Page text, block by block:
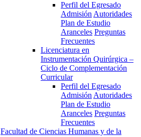
Perfil del Egresado
Admisión Autoridades
Plan de Estudio
Aranceles Preguntas
Frecuentes
Licenciatura en
Instrumentación Quirúrgica –
Ciclo de Complementación
Curricular
Perfil del Egresado
Admisión Autoridades
Plan de Estudio
Aranceles Preguntas
Frecuentes
Facultad de Ciencias Humanas y de la